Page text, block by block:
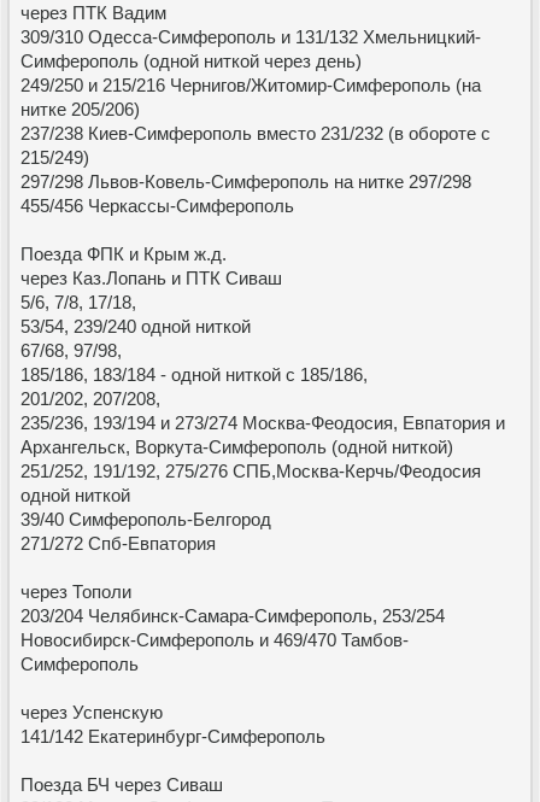
через ПТК Вадим
309/310 Одесса-Симферополь и 131/132 Хмельницкий-
Симферополь (одной ниткой через день)
249/250 и 215/216 Чернигов/Житомир-Симферополь (на
нитке 205/206)
237/238 Киев-Симферополь вместо 231/232 (в обороте с
215/249)
297/298 Львов-Ковель-Симферополь на нитке 297/298
455/456 Черкассы-Симферополь
Поезда ФПК и Крым ж.д.
через Каз.Лопань и ПТК Сиваш
5/6, 7/8, 17/18,
53/54, 239/240 одной ниткой
67/68, 97/98,
185/186, 183/184 - одной ниткой с 185/186,
201/202, 207/208,
235/236, 193/194 и 273/274 Москва-Феодосия, Евпатория и
Архангельск, Воркута-Симферополь (одной ниткой)
251/252, 191/192, 275/276 СПБ,Москва-Керчь/Феодосия
одной ниткой
39/40 Симферополь-Белгород
271/272 Спб-Евпатория
через Тополи
203/204 Челябинск-Самара-Симферополь, 253/254
Новосибирск-Симферополь и 469/470 Тамбов-
Симферополь
через Успенскую
141/142 Екатеринбург-Симферополь
Поезда БЧ через Сиваш